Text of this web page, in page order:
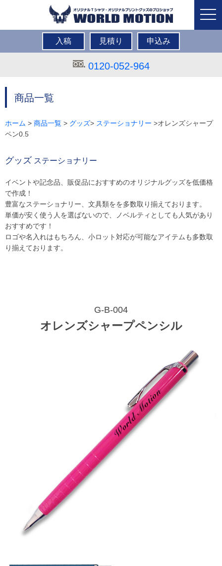
入稿 見積り 申込み
0120-052-964
商品一覧
ホーム > 商品一覧 > グッズ> ステーショナリー >オレンズシャープ
ペン0.5
グッズ ステーショナリー
イベントや記念品、販促品におすすめのオリジナルグッズを低価格
で作成！
豊富なステーショナリー、文具類をを多数取り揃えております。
単価が安く使う人を選ばないので、ノベルティとしても人気があり
おすすめです！
ロゴや名入れはもちろん、小ロット対応が可能なアイテムも多数取
り揃えております。
G-B-004
オレンズシャープペンシル